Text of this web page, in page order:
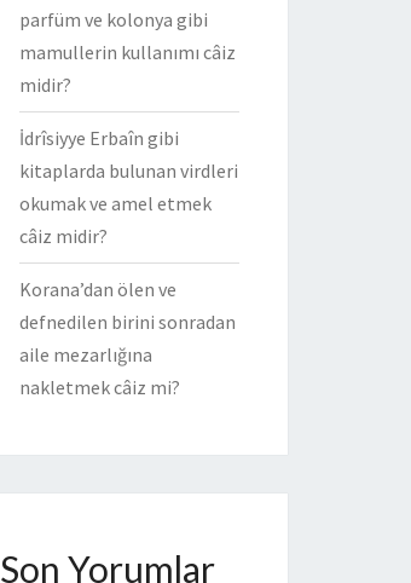
parfüm ve kolonya gibi
mamullerin kullanımı câiz
midir?
İdrîsiyye Erbaîn gibi
kitaplarda bulunan virdleri
okumak ve amel etmek
câiz midir?
Korana’dan ölen ve
defnedilen birini sonradan
aile mezarlığına
nakletmek câiz mi?
Son Yorumlar